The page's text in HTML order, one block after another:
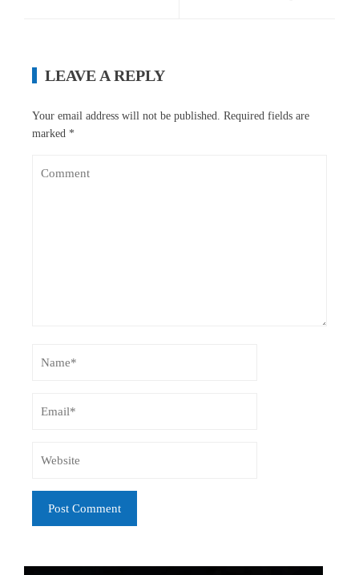
LEAVE A REPLY
Your email address will not be published.
Required fields are
marked *